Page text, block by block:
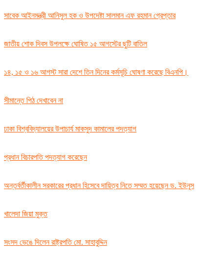
সাবেক আইনমন্ত্রী আনিসুল হক ও উপদেষ্টা সালমান এফ রহমান গ্রেপ্তার
জাতীয় শোক দিবস উপলক্ষে ঘোষিত ১৫ আগস্টের ছুটি বাতিল
১৪, ১৫ ও ১৬ আগস্ট সারা দেশে তিন দিনের কর্মসূচি ঘোষণা করেছে বিএনপি।
সীমান্তে পিঠ দেখাবেন না
ঢাকা বিশ্ববিদ্যালয়ের উপাচার্য মাকসুদ কামালের পদত্যাগ
প্রধান বিচারপতি পদত্যাগ করেছেন
অন্তর্বর্তীকালীন সরকারের প্রধান হিসেবে দায়িত্ব নিতে সম্মত হয়েছেন ড. ইউনূস
খালেদা জিয়া মুক্ত
সংসদ ভেঙে দিলেন রাষ্ট্রপতি মো. সাহাবুদ্দিন